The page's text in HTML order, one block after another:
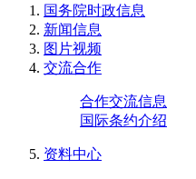
国务院时政信息
新闻信息
图片视频
交流合作
合作交流信息
国际条约介绍
资料中心